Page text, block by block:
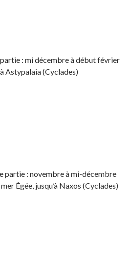
: mi décembre à début février
Astypalaia (Cyclades)
partie : novembre à mi-décembre
Égée, jusqu’à Naxos (Cyclades)